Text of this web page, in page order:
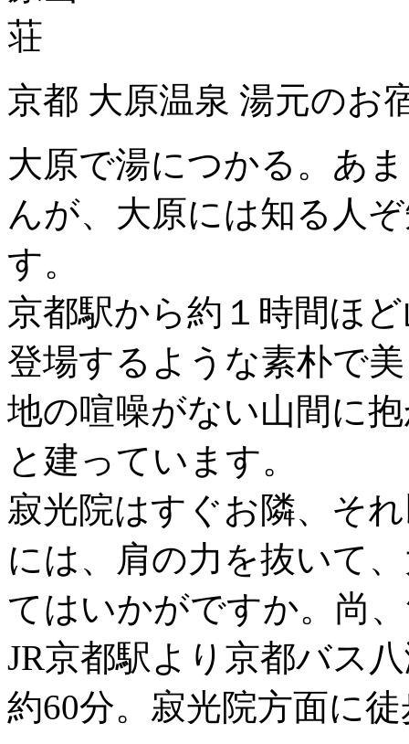
京都 大原温泉 湯元の
大原で湯につかる。あ
んが、大原には知る人
す。
京都駅から約１時間ほ
登場するような素朴で
地の喧噪がない山間に
と建っています。
寂光院はすぐお隣、そ
には、肩の力を抜いて
てはいかがですか。尚
JR京都駅より京都バス
約60分。寂光院方面に